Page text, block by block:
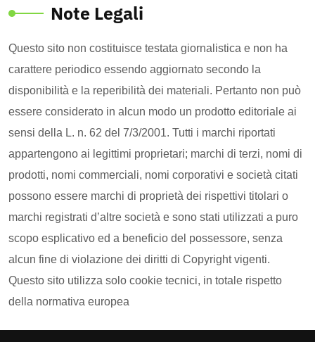
Note Legali
Questo sito non costituisce testata giornalistica e non ha
carattere periodico essendo aggiornato secondo la
disponibilità e la reperibilità dei materiali. Pertanto non può
essere considerato in alcun modo un prodotto editoriale ai
sensi della L. n. 62 del 7/3/2001. Tutti i marchi riportati
appartengono ai legittimi proprietari; marchi di terzi, nomi di
prodotti, nomi commerciali, nomi corporativi e società citati
possono essere marchi di proprietà dei rispettivi titolari o
marchi registrati d’altre società e sono stati utilizzati a puro
scopo esplicativo ed a beneficio del possessore, senza
alcun fine di violazione dei diritti di Copyright vigenti.
Questo sito utilizza solo cookie tecnici, in totale rispetto
della normativa europea